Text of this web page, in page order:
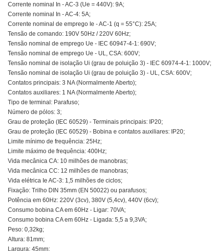
Corrente nominal In - AC-3 (Ue = 440V): 9A;
Corrente nominal In - AC-4: 5A;
Corrente nominal de emprego Ie - AC-1 (q = 55°C): 25A;
Tensão de comando: 190V 50Hz / 220V 60Hz;
Tensão nominal de emprego Ue - IEC 60947-4-1: 690V;
Tensão nominal de emprego Ue - UL, CSA: 600V;
Tensão nominal de isolação Ui (grau de poluição 3) - IEC 60974-4-1: 1000V;
Tensão nominal de isolação Ui (grau de poluição 3) - UL, CSA: 600V;
Contatos principais: 3 NA (Normalmente Aberto);
Contatos auxiliares: 1 NA (Normalmente Aberto);
Tipo de terminal: Parafuso;
Número de pólos: 3;
Grau de proteção (IEC 60529) - Terminais principais: IP20;
Grau de proteção (IEC 60529) - Bobina e contatos auxiliares: IP20;
Limite mínimo de frequência: 25Hz;
Limite máximo de frequência: 400Hz;
Vida mecânica CA: 10 milhões de manobras;
Vida mecânica CC: 12 milhões de manobras;
Vida elétrica Ie AC-3: 1,5 milhões de ciclos;
Fixação: Trilho DIN 35mm (EN 50022) ou parafusos;
Potência em 60Hz: 220V (3cv), 380V (5,4cv), 440V (6cv);
Consumo bobina CA em 60Hz - Ligar: 70VA;
Consumo bobina CA em 60Hz - Ligada: 5,5 a 9,3VA;
Peso: 0,32kg;
Altura: 81mm;
Largura: 45mm;